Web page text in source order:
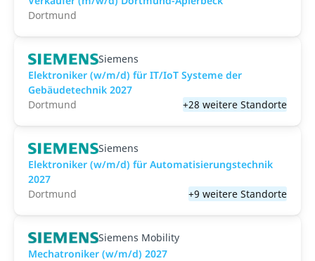
Dortmund
Siemens
Elektroniker (w/m/d) für IT/IoT Systeme der
Gebäudetechnik 2027
Dortmund
+28 weitere Standorte
Siemens
Elektroniker (w/m/d) für Automatisierungstechnik
2027
Dortmund
+9 weitere Standorte
Siemens Mobility
Mechatroniker (w/m/d) 2027